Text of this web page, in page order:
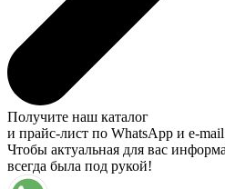
Получите наш каталог
и прайс-лист по WhatsApp и e-mail
Чтобы актуальная для вас
всегда была под рукой!